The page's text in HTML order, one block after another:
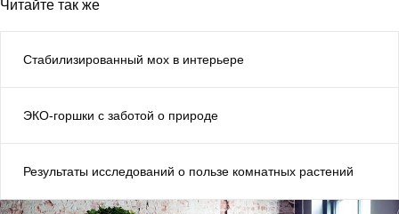
Читайте так же
Стабилизированный мох в интерьере
ЭКО-горшки с заботой о природе
Результаты исследований о пользе комнатных растений